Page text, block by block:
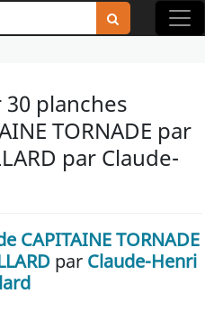
planches
TORNADE par
par Claude-
CAPITAINE TORNADE
par Claude-Henri